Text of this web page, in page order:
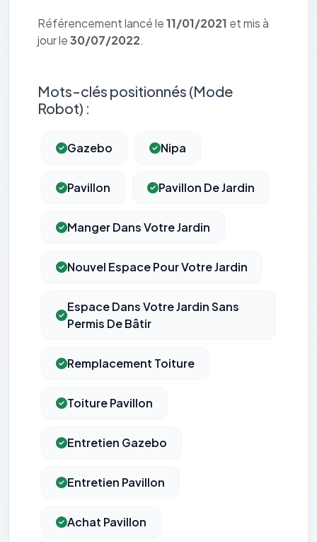
Référencement lancé le11/01/2021 et mis à
jour le30/07/2022.
Mots-clés positionnés (Mode
Robot) :
Gazebo Nipa
Pavillon Pavillon De Jardin
Manger Dans Votre Jardin
Nouvel Espace Pour Votre Jardin
Espace Dans Votre Jardin Sans
Permis De Bâtir
Remplacement Toiture
Toiture Pavillon
Entretien Gazebo
Entretien Pavillon
Achat Pavillon